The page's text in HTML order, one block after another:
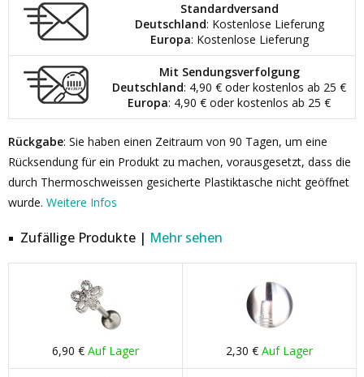
Standardversand
Deutschland: Kostenlose Lieferung
Europa: Kostenlose Lieferung
Mit Sendungsverfolgung
Deutschland: 4,90 € oder kostenlos ab 25 €
Europa: 4,90 € oder kostenlos ab 25 €
Rückgabe: Sie haben einen Zeitraum von 90 Tagen, um eine
Rücksendung für ein Produkt zu machen, vorausgesetzt, dass die
durch Thermoschweissen gesicherte Plastiktasche nicht geöffnet
wurde. Weitere Infos
Zufällige Produkte | Mehr sehen
6,90 € Auf Lager 2,30 € Auf Lager